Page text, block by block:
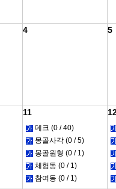
4 5
11
데크 (0 / 40)
몽골사각 (0 / 5)
몽골원형 (0 / 1)
체험동 (0 / 1)
참여동 (0 / 1)